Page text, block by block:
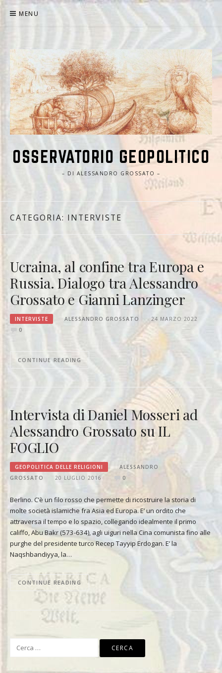
Skip
MENU
OSSERVATORIO GEOPOLITICO
– DI ALESSANDRO GROSSATO –
CATEGORIA: INTERVISTE
Ucraina, al confine tra Europa e
Russia. Dialogo tra Alessandro
Grossato e Gianni Lanzinger
INTERVISTE ALESSANDRO GROSSATO
24 MARZO 2022
0
CONTINUE READING
Intervista di Daniel Mosseri ad
Alessandro Grossato su IL
FOGLIO
GEOPOLITICA DELLE RELIGIONI
ALESSANDRO
GROSSATO
20 LUGLIO 2016 0
Berlino. C’è un filo rosso che permette di ricostruire la storia di
molte società islamiche fra Asia ed Europa. E’ un ordito che
attraversa il tempo e lo spazio, collegando idealmente il primo
califfo, Abu Bakr (573-634), agli uiguri nella Cina comunista fino alle
purghe del presidente turco Recep Tayyip Erdogan. E’ la
Naqshbandiyya, la…
CONTINUE READING
Ricerca